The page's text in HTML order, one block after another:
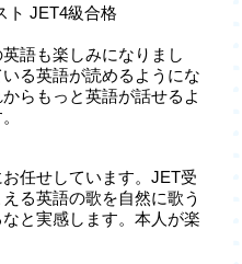
ト JET4級合格
語も楽しみになりまし
る英語が読めるようにな
らもっと英語が話せるよ
任せしています。JET受
る英語の歌を自然に歌う
と実感します。本人が楽